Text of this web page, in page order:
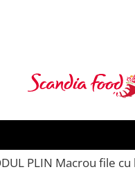
PLIN Macrou file